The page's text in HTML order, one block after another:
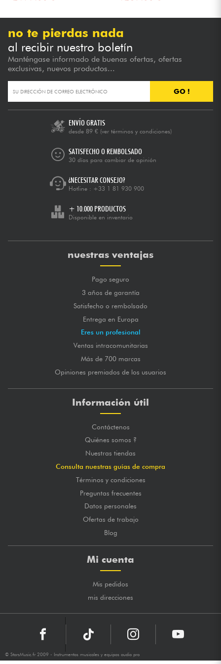
no te pierdas nada
al recibir nuestro boletín
Manténgase informado de buenas ofertas, ofertas
exclusivas, nuevos productos...
GO !
ENVÍO GRATIS
desde 89 € (ver términos y condiciones)
SATISFECHO O REMBOLSADO
30 días para cambiar de opinión
¿NECESITAR CONSEJO?
Hotline : +33 1 81 930 900
+ 10.000 PRODUCTOS
Disponible en inventario
nuestras ventajas
Pago seguro
3 años de garantía
Satisfecho o rembolsado
Entrega en Europa
Eres un profesional
Ventas intracomunitarias
Más de 700 marcas
Opiniones premiados de los usuarios
Información útil
Contáctenos
Quiénes somos ?
Nuestras tiendas
Consulta nuestras guías de compra
Términos y condiciones
Preguntas frecuentes
Datos personales
Ofertas de trabajo
Blog
Mi cuenta
Mis pedidos
mis direcciones
© StarsMusic.fr 2009 - Instrumentos musicales y equipos audio pro